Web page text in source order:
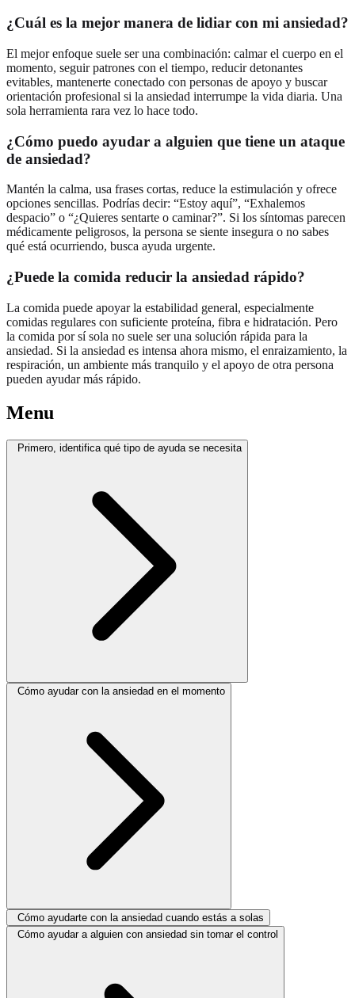
¿Cuál es la mejor manera de lidiar con mi ansiedad?
El mejor enfoque suele ser una combinación: calmar el cuerpo en el
momento, seguir patrones con el tiempo, reducir detonantes
evitables, mantenerte conectado con personas de apoyo y buscar
orientación profesional si la ansiedad interrumpe la vida diaria. Una
sola herramienta rara vez lo hace todo.
¿Cómo puedo ayudar a alguien que tiene un ataque
de ansiedad?
Mantén la calma, usa frases cortas, reduce la estimulación y ofrece
opciones sencillas. Podrías decir: “Estoy aquí”, “Exhalemos
despacio” o “¿Quieres sentarte o caminar?”. Si los síntomas parecen
médicamente peligrosos, la persona se siente insegura o no sabes
qué está ocurriendo, busca ayuda urgente.
¿Puede la comida reducir la ansiedad rápido?
La comida puede apoyar la estabilidad general, especialmente
comidas regulares con suficiente proteína, fibra e hidratación. Pero
la comida por sí sola no suele ser una solución rápida para la
ansiedad. Si la ansiedad es intensa ahora mismo, el enraizamiento, la
respiración, un ambiente más tranquilo y el apoyo de otra persona
pueden ayudar más rápido.
Menu
Primero, identifica qué tipo de ayuda se necesita
Cómo ayudar con la ansiedad en el momento
Cómo ayudarte con la ansiedad cuando estás a solas
Cómo ayudar a alguien con ansiedad sin tomar el control